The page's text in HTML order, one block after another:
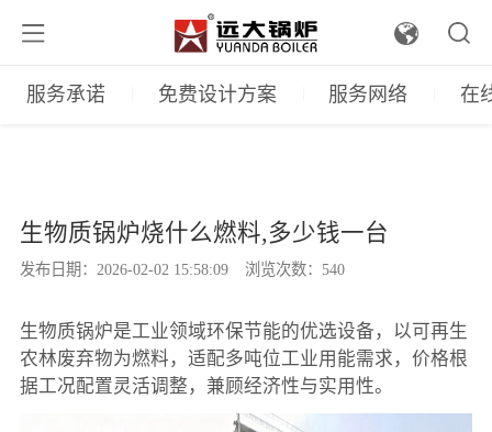
服务承诺 免费设计方案 服务网络 在
生物质锅炉烧什么燃料,多少钱一台
发布日期：2026-02-02 15:58:09 浏览次数：540
生物质锅炉是工业领域环保节能的优选设备，以可再生
农林废弃物为燃料，适配多吨位工业用能需求，价格根
据工况配置灵活调整，兼顾经济性与实用性。